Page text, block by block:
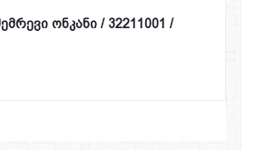
ონკანი / 32211001 /